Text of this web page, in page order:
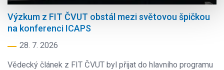
Výzkum z FIT ČVUT obstál mezi světovou špičkou
na konferenci ICAPS
28. 7. 2026
Vědecký článek z FIT ČVUT byl přijat do hlavního programu